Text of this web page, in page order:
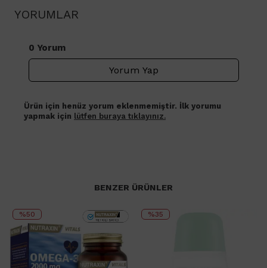
YORUMLAR
0 Yorum
Yorum Yap
Ürün için henüz yorum eklenmemiştir. İlk yorumu
yapmak için lütfen buraya tıklayınız.
BENZER ÜRÜNLER
%50 %35